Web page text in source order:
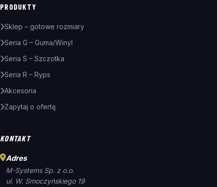
PRODUKTY
Sklep – gotowe rozmiary
Seria G – Guma/Winyl
Seria S – Szczotka
Seria R – Ryps
Akcesoria
Zapytaj o ofertę
KONTAKT
Adres
M-Systems Sp. z o.o.
ul. W. Smoczyńskiego 19